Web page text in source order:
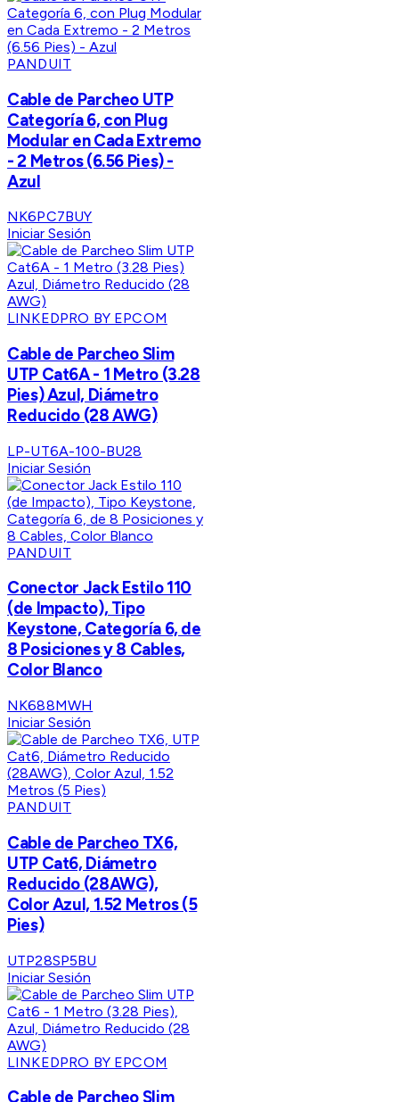
PANDUIT
Cable de Parcheo UTP
Categoría 6, con Plug
Modular en Cada Extremo
- 2 Metros (6.56 Pies) -
Azul
NK6PC7BUY
Iniciar Sesión
LINKEDPRO BY EPCOM
Cable de Parcheo Slim
UTP Cat6A - 1 Metro (3.28
Pies) Azul, Diámetro
Reducido (28 AWG)
LP-UT6A-100-BU28
Iniciar Sesión
PANDUIT
Conector Jack Estilo 110
(de Impacto), Tipo
Keystone, Categoría 6, de
8 Posiciones y 8 Cables,
Color Blanco
NK688MWH
Iniciar Sesión
PANDUIT
Cable de Parcheo TX6,
UTP Cat6, Diámetro
Reducido (28AWG),
Color Azul, 1.52 Metros (5
Pies)
UTP28SP5BU
Iniciar Sesión
LINKEDPRO BY EPCOM
Cable de Parcheo Slim